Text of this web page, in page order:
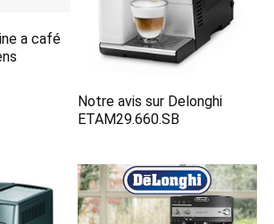
a café
Notre avis sur Delonghi
ETAM29.660.SB